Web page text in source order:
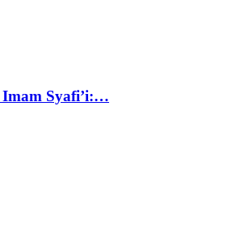
Imam Syafi’i:…